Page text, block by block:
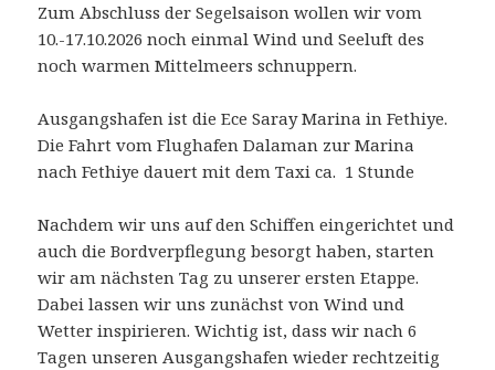
Zum Abschluss der Segelsaison wollen wir vom
10.-17.10.2026 noch einmal Wind und Seeluft des
noch warmen Mittelmeers schnuppern.
Ausgangshafen ist die Ece Saray Marina in Fethiye.
Die Fahrt vom Flughafen Dalaman zur Marina
nach Fethiye dauert mit dem Taxi ca. 1 Stunde
Nachdem wir uns auf den Schiffen eingerichtet und
auch die Bordverpflegung besorgt haben, starten
wir am nächsten Tag zu unserer ersten Etappe.
Dabei lassen wir uns zunächst von Wind und
Wetter inspirieren. Wichtig ist, dass wir nach 6
Tagen unseren Ausgangshafen wieder rechtzeitig